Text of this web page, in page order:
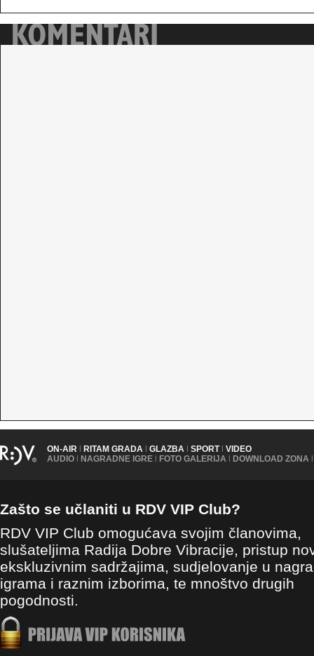
ON-AIR | RITAM GRADA | GLAZBA | SPORT | VIDEO
AUDIO | NAGRADNE IGRE | FOTO GALERIJA | DOWNLOAD ZONA |
Zašto se učlaniti u RDV VIP Club?
RDV VIP Club omogućava svojim članovima,
slušateljima Radija Dobre Vibracije, pristup
ekskluzivnim sadržajima, sudjelovanje u
igrama i raznim izborima, te mnoštvo drugih
pogodnosti.